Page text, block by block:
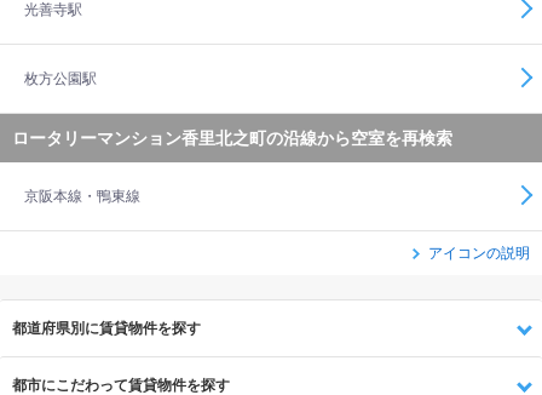
光善寺駅
枚方公園駅
ロータリーマンション香里北之町の沿線から空室を再検索
京阪本線・鴨東線
アイコンの説明
都道府県別に賃貸物件を探す
都市にこだわって賃貸物件を探す